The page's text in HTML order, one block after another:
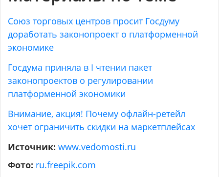
Союз торговых центров просит Госдуму
доработать законопроект о платформенной
экономике
Госдума приняла в I чтении пакет
законопроектов о регулировании
платформенной экономики
Внимание, акция! Почему офлайн-ретейл
хочет ограничить скидки на маркетплейсах
Источник: www.vedomosti.ru
Фото: ru.freepik.com